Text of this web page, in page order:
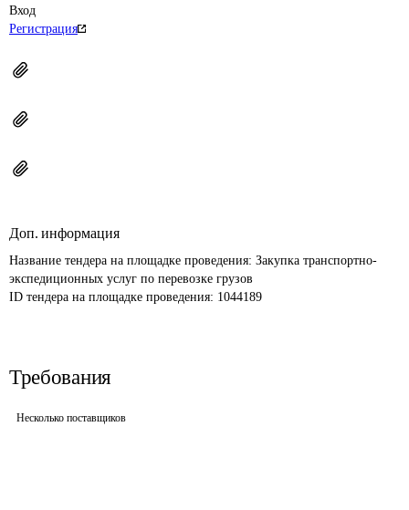
Вход
Регистрация
Доп. информация
Название тендера на площадке проведения: Закупка транспортно-
экспедиционных услуг по перевозке грузов
ID тендера на площадке проведения: 1044189
Требования
Несколько поставщиков